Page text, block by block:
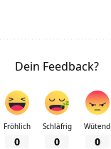
Dein Feedback?
Fröhlich
0
Schläfrig
0
Wütend
0